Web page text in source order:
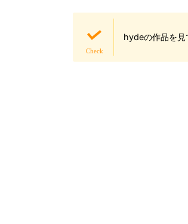
hydeの作品を見